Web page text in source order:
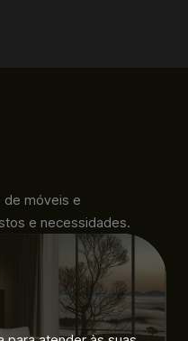
de móveis e
e necessidades.